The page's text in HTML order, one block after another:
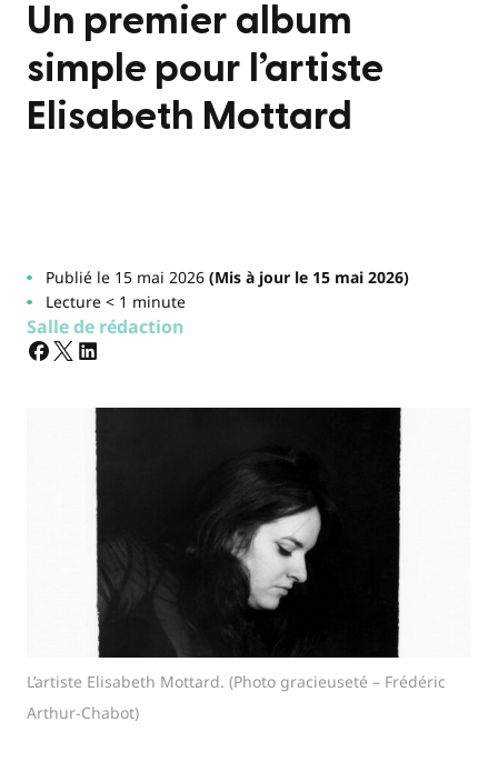
Un premier album
simple pour l’artiste
Elisabeth Mottard
Publié le 15 mai 2026(Mis à jour le 15 mai 2026)
Lecture < 1 minute
Salle de rédaction
L’artiste Elisabeth Mottard. (Photo gracieuseté – Frédéric
Arthur-Chabot)